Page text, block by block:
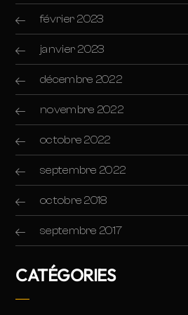
février 2023
janvier 2023
décembre 2022
novembre 2022
octobre 2022
septembre 2022
octobre 2018
septembre 2017
CATÉGORIES